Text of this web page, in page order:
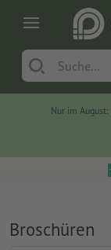
Nur im August:
Broschüren